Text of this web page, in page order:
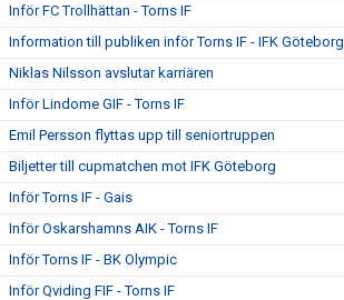
Inför FC Trollhättan - Torns IF
Information till publiken inför Torns IF - IFK Göteborg
Niklas Nilsson avslutar karriären
Inför Lindome GIF - Torns IF
Emil Persson flyttas upp till seniortruppen
Biljetter till cupmatchen mot IFK Göteborg
Inför Torns IF - Gais
Inför Oskarshamns AIK - Torns IF
Inför Torns IF - BK Olympic
Inför Qviding FIF - Torns IF